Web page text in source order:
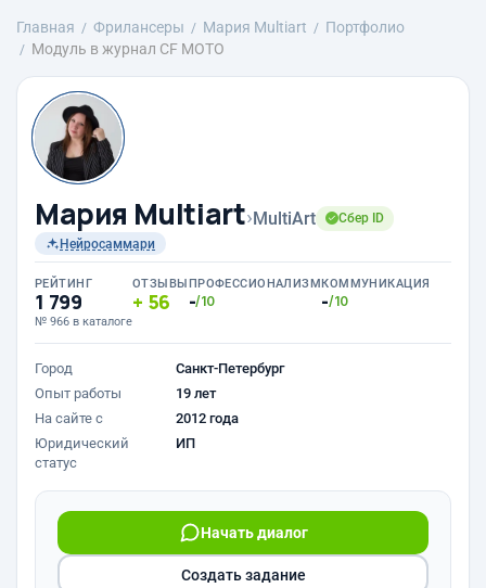
Главная Фрилансеры Мария Multiart
Портфолио
Модуль в журнал CF MOTO
Мария Multiart›MultiArt
Сбер ID
Нейросаммари
РЕЙТИНГ
1 799
№ 966 в каталоге
ОТЗЫВЫ
56
ПРОФЕССИОНАЛИЗМ
-/10
КОММУНИКАЦИЯ
-/10
Город
Санкт-Петербург
Опыт работы
19 лет
На сайте с
2012 года
Юридический
статус
ИП
Начать диалог
Создать задание